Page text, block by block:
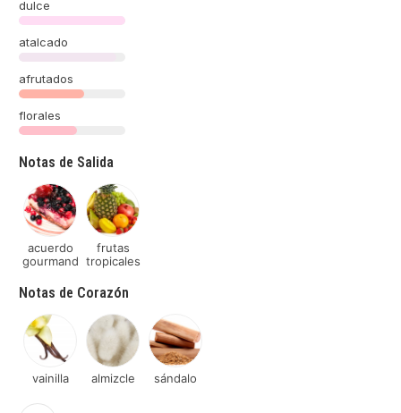
dulce
atalcado
afrutados
florales
Notas de Salida
acuerdo
gourmand
frutas
tropicales
Notas de Corazón
vainilla almizcle sándalo